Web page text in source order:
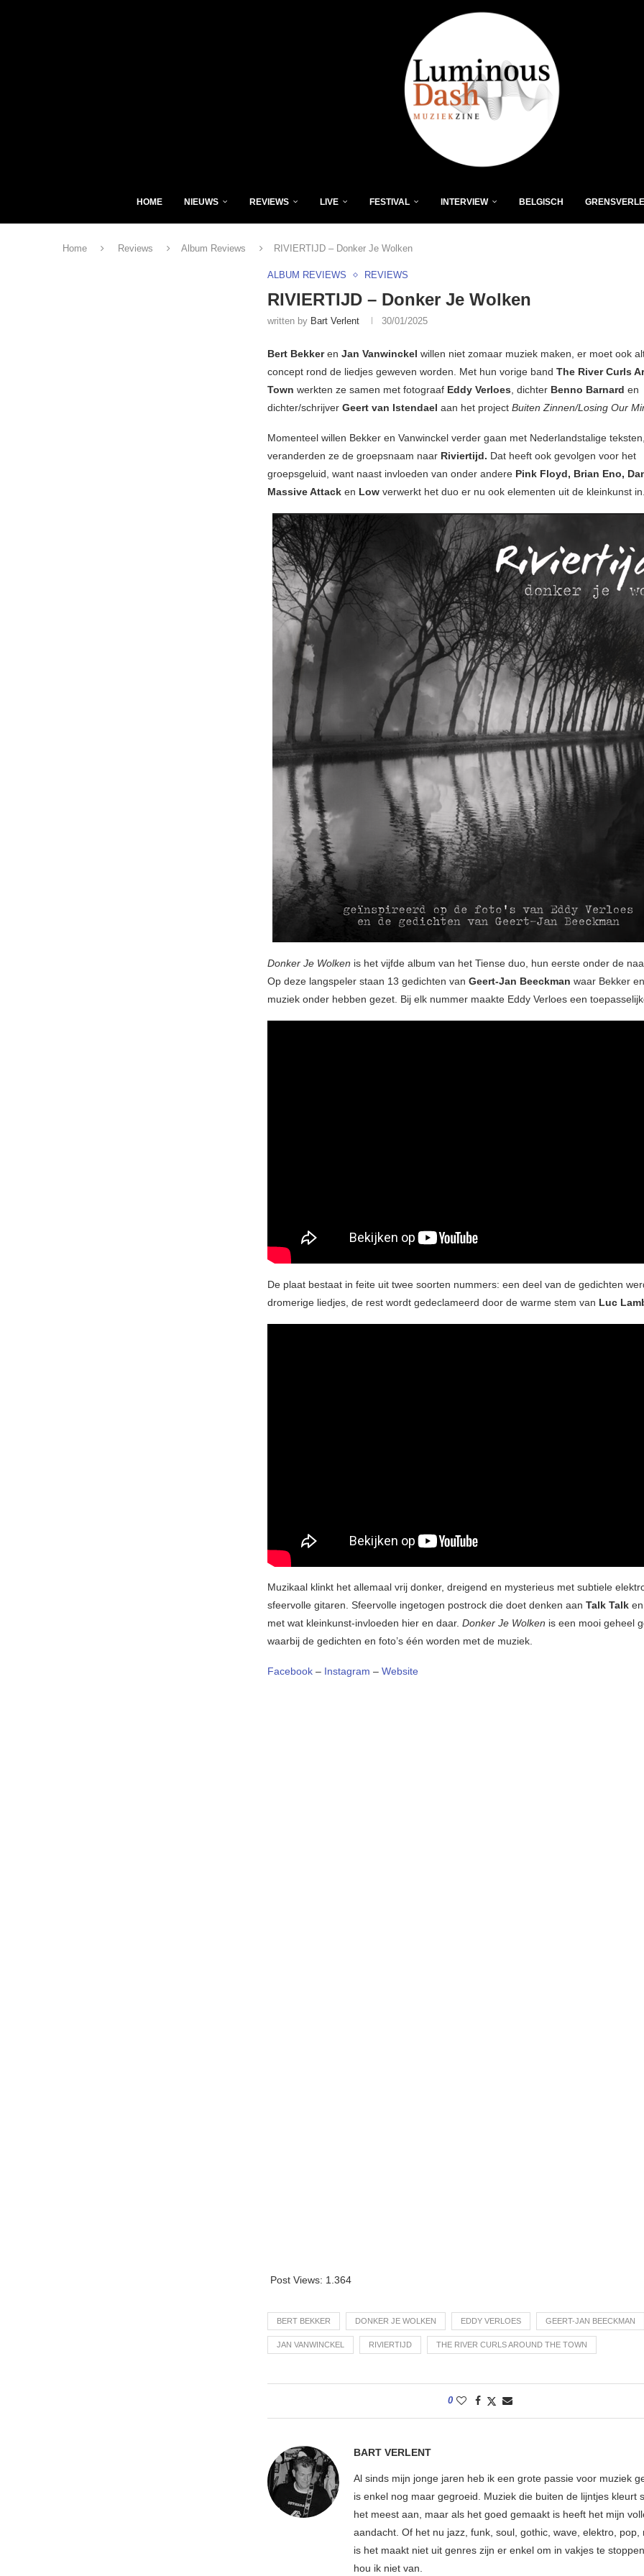
HOME NIEUWS REVIEWS LIVE FESTIVAL INTERVIEW BELGISCH
Home Reviews Album Reviews RIVIERTIJD – Donker Je Wolken
ALBUM REVIEWS REVIEWS
RIVIERTIJD – Donker Je Wolken
written by Bart Verlent 30/01/2025
Bert Bekkeren Jan Vanwinckel willen niet zomaar muziek maken, er moet ook
concept rond de liedjes geweven worden. Met hun vorige band The River Curls
Town werkten ze samen met fotograaf Eddy Verloes, dichter Benno Barnard en
dichter/schrijver Geert van Istendael aan het project Buiten Zinnen/Losing Our
Momenteel willen Bekker en Vanwinckel verder gaan met Nederlandstalige
veranderden ze de groepsnaam naar Riviertijd. Dat heeft ook gevolgen voor het
groepsgeluid, want naast invloeden van onder andere Pink Floyd, Brian Eno,
Massive Attack en Low verwerkt het duo er nu ook elementen uit de kleinkunst in.
Donker Je Wolken is het vijfde album van het Tiense duo, hun eerste onder de
Op deze langspeler staan 13 gedichten van Geert-Jan Beeckman waar Bekker
muziek onder hebben gezet. Bij elk nummer maakte Eddy Verloes een
De plaat bestaat in feite uit twee soorten nummers: een deel van de gedichten
dromerige liedjes, de rest wordt gedeclameerd door de warme stem van Luc
Muzikaal klinkt het allemaal vrij donker, dreigend en mysterieus met subtiele
sfeervolle gitaren. Sfeervolle ingetogen postrock die doet denken aan Talk Talk
met wat kleinkunst-invloeden hier en daar. Donker Je Wolken is een mooi geheel
waarbij de gedichten en foto’s één worden met de muziek.
Facebook – Instagram – Website
Post Views: 1.364
BERT BEKKER DONKER JE WOLKEN EDDY VERLOES GEERT-JAN BEECKMAN
JAN VANWINCKEL RIVIERTIJD THE RIVER CURLS AROUND THE TOWN
0
BART VERLENT
Al sinds mijn jonge jaren heb ik een grote passie voor muziek
is enkel nog maar gegroeid. Muziek die buiten de lijntjes kleurt
het meest aan, maar als het goed gemaakt is heeft het mijn
aandacht. Of het nu jazz, funk, soul, gothic, wave, elektro, pop,
is het maakt niet uit genres zijn er enkel om in vakjes te
hou ik niet van.